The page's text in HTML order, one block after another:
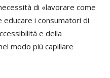
di «lavorare come
i consumatori di
e della
modo più capillare